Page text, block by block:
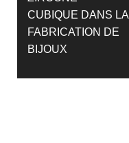
CUBIQUE DANS LA
FABRICATION DE
BIJOUX